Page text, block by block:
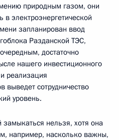
природным газом, они
в электроэнергетической
запланирован ввод
Разданской ТЭС,
достаточно
нашего инвестиционного
реализация
выведет сотрудничество
уровень.
замыкаться нельзя, хотя она
например, насколько важны,